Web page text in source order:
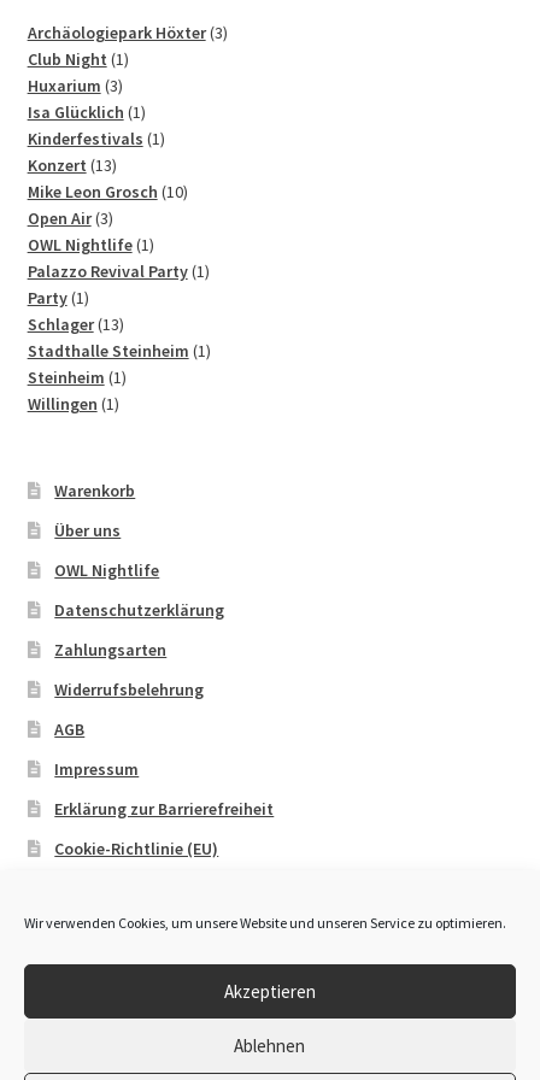
Wir verwenden Cookies, um unsere Website und unseren Service zu optimieren.
Akzeptieren
Ablehnen
Archäologiepark Höxter 33
Club Night 11
Huxarium 33
Produkte
Isa Glücklich 11
Produkt
Kinderfestivals 11
Konzert 1313
Produkte
Mike Leon Grosch 1010
Open Air 33
Produkte
OWL Nightlife 11
Produkt
Palazzo Revival Party 11
Party 11
Produkt
Schlager 1313
Produkte
Stadthalle Steinheim 11
Steinheim 11
Willingen 11
Warenkorb
Über uns
OWL Nightlife
Datenschutzerklärung
Zahlungsarten
Widerrufsbelehrung
AGB
Impressum
Erklärung zur Barrierefreiheit
Cookie-Richtlinie (EU)
© OWL Booking 2026
Erstellt mit WooCommerce